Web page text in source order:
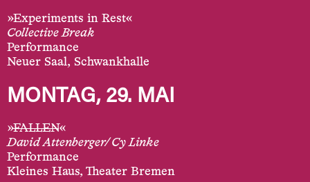
»Experiments in Rest«
Collective Break
Performance
Neuer Saal, Schwankhalle
MONTAG, 29. MAI
»FALLEN«
David Attenberger/ Cy Linke
Performance
Kleines Haus, Theater Bremen